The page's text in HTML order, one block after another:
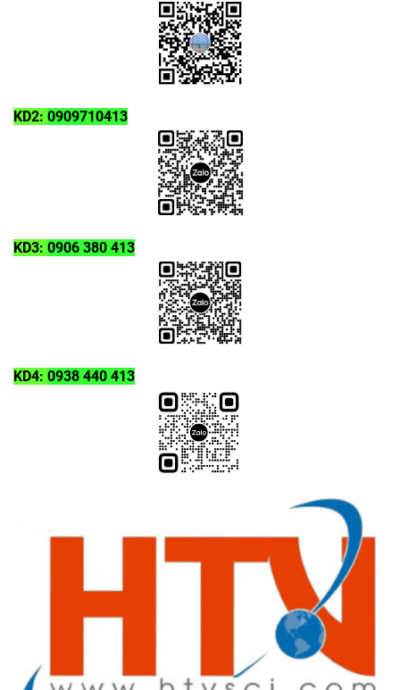
KD2: 0909710413
KD3: 0906 380 413
KD4: 0938 440 413